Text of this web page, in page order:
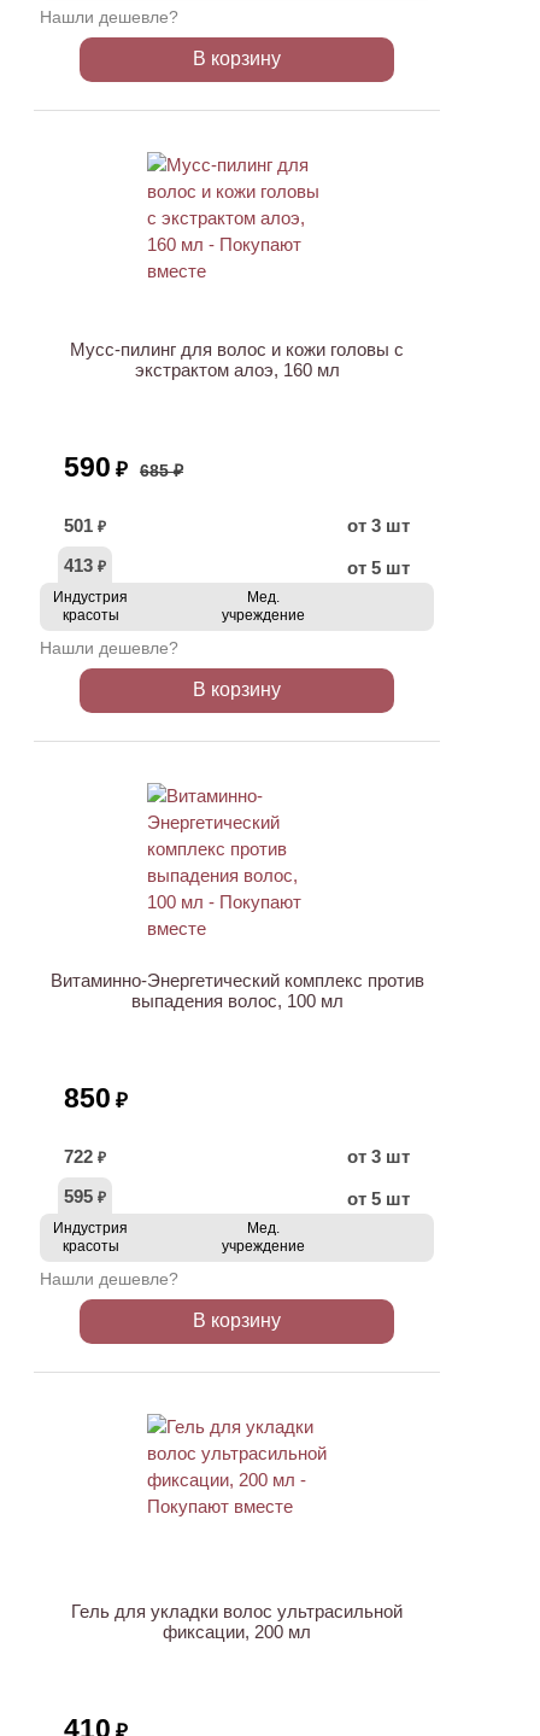
Нашли дешевле?
В корзину
Мусс-пилинг для волос и кожи головы с
экстрактом алоэ, 160 мл
590 ₽ 685 ₽
501 ₽
от 3 шт
413 ₽ от 5 шт
Индустрия
красоты
Мед.
учреждение
Нашли дешевле?
В корзину
Витаминно-Энергетический комплекс против
выпадения волос, 100 мл
850 ₽
722 ₽
от 3 шт
595 ₽ от 5 шт
Индустрия
красоты
Мед.
учреждение
Нашли дешевле?
В корзину
Гель для укладки волос ультрасильной
фиксации, 200 мл
410